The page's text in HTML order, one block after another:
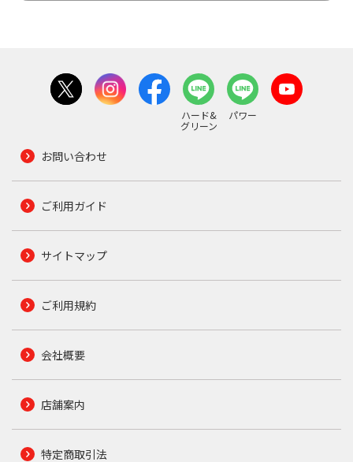
ハード&
グリーン
パワー
お問い合わせ
ご利用ガイド
サイトマップ
ご利用規約
会社概要
店舗案内
特定商取引法